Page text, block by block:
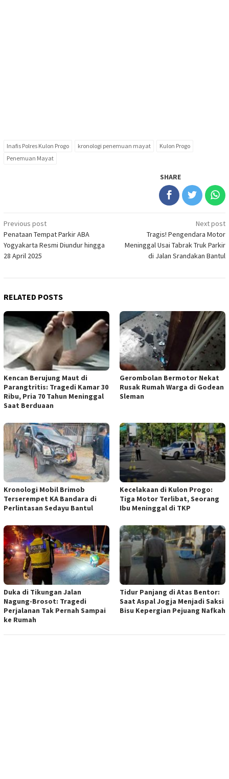
Inafis Polres Kulon Progo kronologi penemuan mayat
Kulon Progo
Penemuan Mayat
SHARE
Post
navigation
Previous post
Penataan Tempat Parkir ABA
Yogyakarta Resmi Diundur hingga
28 April 2025
Next post
Tragis! Pengendara Motor
Meninggal Usai Tabrak Truk Parkir
di Jalan Srandakan Bantul
RELATED POSTS
Kencan Berujung Maut di
Parangtritis: Tragedi Kamar 30
Ribu, Pria 70 Tahun Meninggal
Saat Berduaan
Gerombolan Bermotor Nekat
Rusak Rumah Warga di Godean
Sleman
Kronologi Mobil Brimob
Terserempet KA Bandara di
Perlintasan Sedayu Bantul
Kecelakaan di Kulon Progo:
Tiga Motor Terlibat, Seorang
Ibu Meninggal di TKP
Duka di Tikungan Jalan
Nagung-Brosot: Tragedi
Perjalanan Tak Pernah Sampai
ke Rumah
Tidur Panjang di Atas Bentor:
Saat Aspal Jogja Menjadi Saksi
Bisu Kepergian Pejuang Nafkah